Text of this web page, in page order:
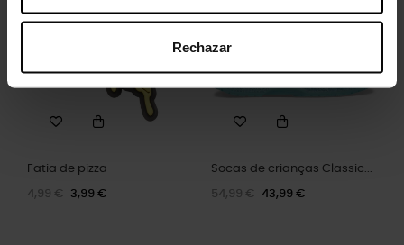
Rechazar
Fatia de pizza
4,99 € 3,99 €
Socas de crianças Classic...
54,99 € 43,99 €